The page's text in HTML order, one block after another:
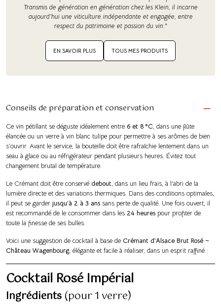
Transmis de génération en génération chez les Klein, il incarne
aujourd’hui une viticulture indépendante et engagée, entre
respect du patrimoine et passion du vin."
EN SAVOIR PLUS TOUS MES PRODUITS
Conseils de préparation et conservation
Ce vin pétillant se déguste idéalement entre 6 et 8 °C, dans une flûte
élancée ou un verre à vin blanc tulipe pour permettre à ses arômes de bien
s’ouvrir. Avant le service, la bouteille doit être rafraîchie lentement dans un
seau à glace ou au réfrigérateur pendant plusieurs heures. Évitez tout
changement brutal de température.
Le Crémant doit être conservé debout, dans un lieu frais, à l’abri de la
lumière directe et des variations thermiques. Dans des conditions optimales,
il peut se garder jusqu’à 2 à 3 ans sans perte de qualité. Une fois ouvert, il
est recommandé de le consommer dans les 24 heures pour profiter de
toute la finesse de ses bulles.
Voici une suggestion de cocktail à base de Crémant d’Alsace Brut Rosé –
Château Wagenbourg, élégante et facile à réaliser, dans un esprit raffiné :
Cocktail Rosé Impérial
Ingrédients (pour 1 verre)